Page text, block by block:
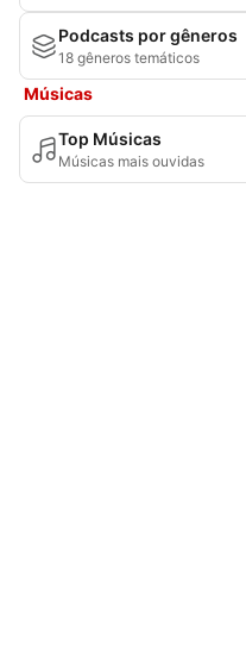
Podcasts por gêneros
18 gêneros temáticos
Músicas
Top Músicas
Músicas mais ouvidas